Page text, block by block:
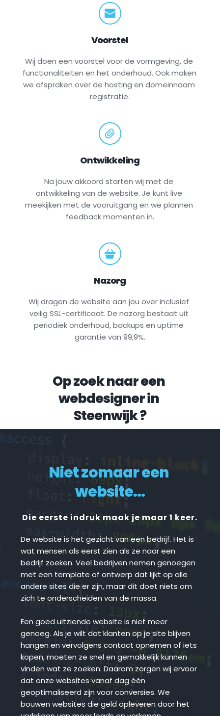
Voorstel
Wij doen een voorstel voor de vormgeving, de
functionaliteiten en het onderhoud. Ook maken
we afspraken over de hosting en domeinnaam
registratie.
Ontwikkeling
Na jouw akkoord starten wij met de
ontwikkeling van de website. Je kunt live
meekijken met de vooruitgang en we plannen
feedback momenten in.
Nazorg
Wij dragen de website aan jou over inclusief
veilig SSL-certificaat. De nazorg bestaat uit
periodiek onderhoud, backups en uptime
garantie van 99,9%.
Op zoek naar een
Steenwijk ?
Niet zomaar een
website...
Die eerste indruk maak je maar 1 keer.
De website is het gezicht van een bedrijf. Het is
wat mensen als eerst zien als ze naar een
bedrijf zoeken. Veel bedrijven nemen genoegen
met een template of ontwerp dat lijkt op alle
andere sites die er zijn, maar dit doet niets om
zich te onderscheiden van de massa.
Een goed uitziende website is niet meer
genoeg. Als je wilt dat klanten op je site blijven
hangen en vervolgens contact opnemen of iets
kopen, moeten ze snel en gemakkelijk kunnen
vinden wat ze zoeken. Daarom zorgen wij ervoor
dat onze websites vanaf dag één
geoptimaliseerd zijn voor conversies. We
bouwen websites die geld opleveren door het